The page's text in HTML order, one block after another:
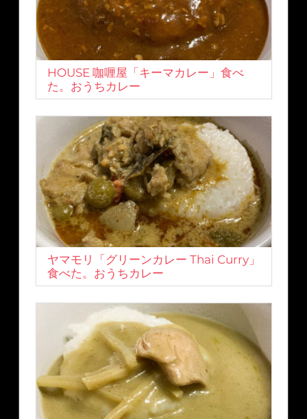
HOUSE 咖喱屋「キーマカレー」食べ
た。おうちカレー
ヤマモリ「グリーンカレー Thai Curry」
食べた。おうちカレー